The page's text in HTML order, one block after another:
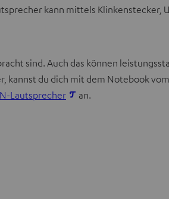
kann mittels Klinkenstecker,
sind. Auch das können
kannst du dich mit dem Notebook
Lautsprecher
Ian.